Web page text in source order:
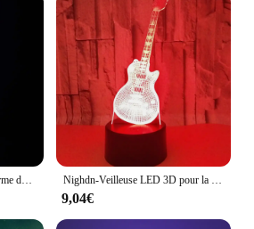
Nighdn-Veilleuse LED en forme de chat 3D, 7 documents, USB, lampe de table en acrylique, décoration de chambre, cadeau d'anniversaire pour enfants et bébés Nighdn-Veilleuse LED 3D pour la décoration de la chambre à coucher, veilleuse Proxy, cadeaux pour enfants, lampe de couchage pour bébé, 7 couleurs
9,04€